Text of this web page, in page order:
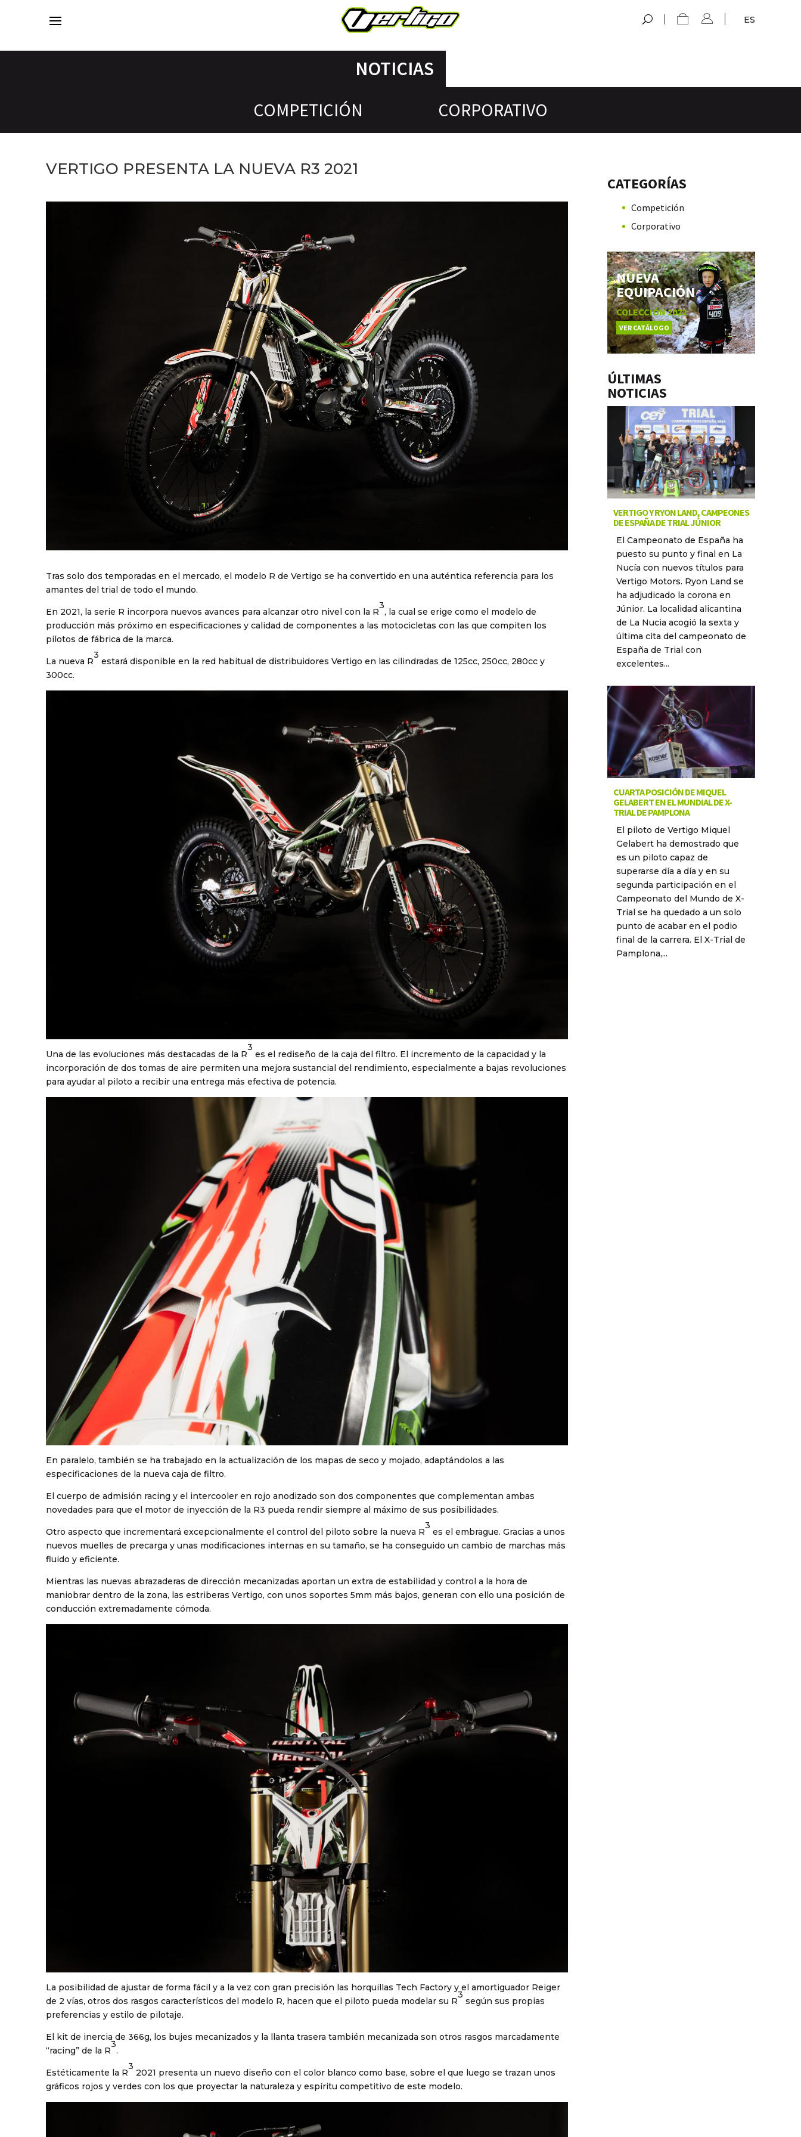
ES
NOTICIAS
COMPETICIÓN CORPORATIVO
VERTIGO PRESENTA LA NUEVA R3 2021
Tras solo dos temporadas en el mercado, el modelo R de Vertigo se ha convertido en una auténtica referencia para los
amantes del trial de todo el mundo.
En 2021, la serie R incorpora nuevos avances para alcanzar otro nivel con la R
3
, la cual se erige como el modelo de
producción más próximo en especificaciones y calidad de componentes a las motocicletas con las que compiten los
pilotos de fábrica de la marca.
La nueva R
3
estará disponible en la red habitual de distribuidores Vertigo en las cilindradas de 125cc, 250cc, 280cc y
300cc.
Una de las evoluciones más destacadas de la R
3
es el rediseño de la caja del filtro. El incremento de la capacidad y la
incorporación de dos tomas de aire permiten una mejora sustancial del rendimiento, especialmente a bajas revoluciones
para ayudar al piloto a recibir una entrega más efectiva de potencia.
En paralelo, también se ha trabajado en la actualización de los mapas de seco y mojado, adaptándolos a las
especificaciones de la nueva caja de filtro.
El cuerpo de admisión racing y el intercooler en rojo anodizado son dos componentes que complementan ambas
novedades para que el motor de inyección de la R3 pueda rendir siempre al máximo de sus posibilidades.
Otro aspecto que incrementará excepcionalmente el control del piloto sobre la nueva R
3
es el embrague. Gracias a unos
nuevos muelles de precarga y unas modificaciones internas en su tamaño, se ha conseguido un cambio de marchas más
fluido y eficiente.
Mientras las nuevas abrazaderas de dirección mecanizadas aportan un extra de estabilidad y control a la hora de
maniobrar dentro de la zona, las estriberas Vertigo, con unos soportes 5mm más bajos, generan con ello una posición de
conducción extremadamente cómoda.
La posibilidad de ajustar de forma fácil y a la vez con gran precisión las horquillas Tech Factory y el amortiguador Reiger
de 2 vías, otros dos rasgos característicos del modelo R, hacen que el piloto pueda modelar su R
3
según sus propias
preferencias y estilo de pilotaje.
El kit de inercia de 366g, los bujes mecanizados y la llanta trasera también mecanizada son otros rasgos marcadamente
“racing” de la R
3
.
Estéticamente la R
3
2021 presenta un nuevo diseño con el color blanco como base, sobre el que luego se trazan unos
gráficos rojos y verdes con los que proyectar la naturaleza y espíritu competitivo de este modelo.
CATEGORÍAS
Competición
Corporativo
NUEVA
EQUIPACIÓN
COLECCIÓN 2022
VER CATÁLOGO
ÚLTIMAS
NOTICIAS
VERTIGO Y RYON LAND, CAMPEONES
DE ESPAÑA DE TRIAL JÚNIOR
El Campeonato de España ha
puesto su punto y final en La
Nucía con nuevos títulos para
Vertigo Motors. Ryon Land se
ha adjudicado la corona en
Júnior. La localidad alicantina
de La Nucia acogió la sexta y
última cita del campeonato de
España de Trial con
excelentes...
CUARTA POSICIÓN DE MIQUEL
GELABERT EN EL MUNDIAL DE X-
TRIAL DE PAMPLONA
El piloto de Vertigo Miquel
Gelabert ha demostrado que
es un piloto capaz de
superarse día a día y en su
segunda participación en el
Campeonato del Mundo de X-
Trial se ha quedado a un solo
punto de acabar en el podio
final de la carrera. El X-Trial de
Pamplona,...